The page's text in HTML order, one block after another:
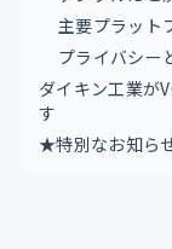
主要プラット
プライバシー
ダイキン工業
す
★特別なお知ら